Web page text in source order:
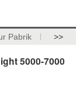
Pabrik >>
5000-7000